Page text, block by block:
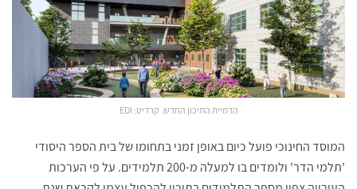
הדמיית התיכון החדש. קרדיט: EDI
המוסד החינוכי פועל כיום באופן זמני בתחומו של בית הספר היסודי
'תלמי הדר' ולומדים בו למעלה מ-200 תלמידים. על פי הערכות